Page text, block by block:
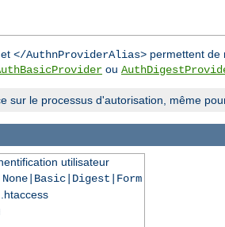
et </AuthnProviderAlias> permettent de
ou
sur le processus d'autorisation, même
utilisateur
None|Basic|Digest|Form